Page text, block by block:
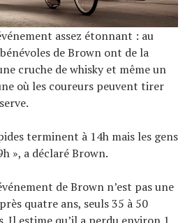
assez étonnant : au
de Brown ont de la
cruche de whisky et même un
où les coureurs peuvent tirer
terminent à 14h mais les gens
», a déclaré Brown.
de Brown n’est pas une
quatre ans, seuls 35 à 50